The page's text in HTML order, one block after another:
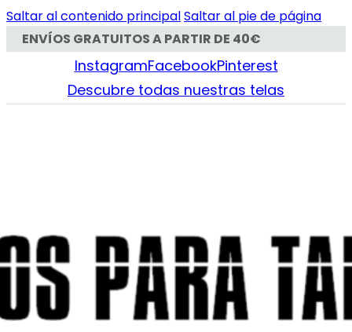
Saltar al contenido principalSaltar al pie de página
ENVÍOS GRATUITOS A PARTIR DE 40€
InstagramFacebookPinterest
Descubre todas nuestras telas